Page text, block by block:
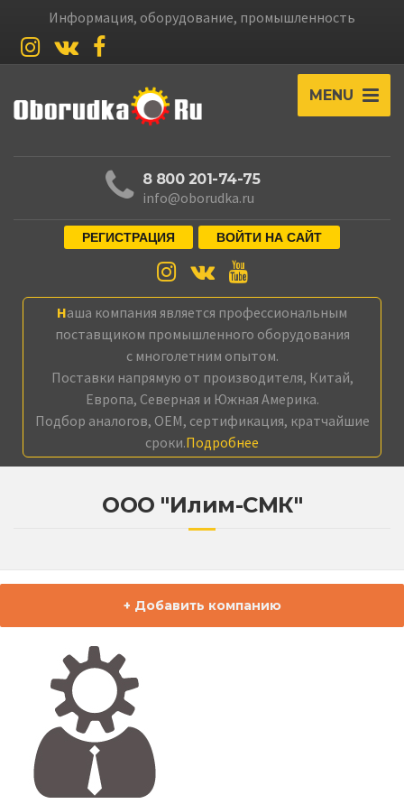
Информация, оборудование, промышленность
MENU
8 800 201-74-75
info@oborudka.ru
РЕГИСТРАЦИЯ ВОЙТИ НА САЙТ
Наша компания является профессиональным
поставщиком промышленного оборудования
с многолетним опытом.
Поставки напрямую от производителя, Китай,
Европа, Северная и Южная Америка.
Подбор аналогов, OEM, сертификация, кратчайшие
сроки.Подробнее
ООО "Илим-СМК"
+ Добавить компанию